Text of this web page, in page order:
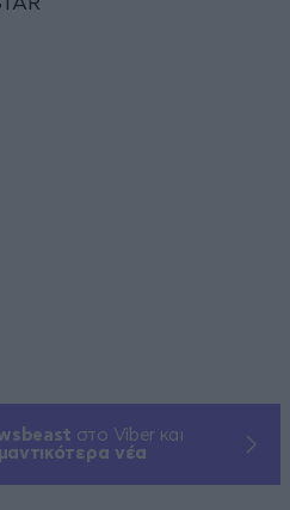
στο Viber και
νέα